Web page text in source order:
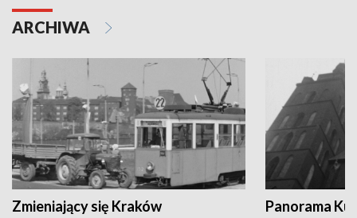
ARCHIWA
Zmieniający się Kraków Panorama